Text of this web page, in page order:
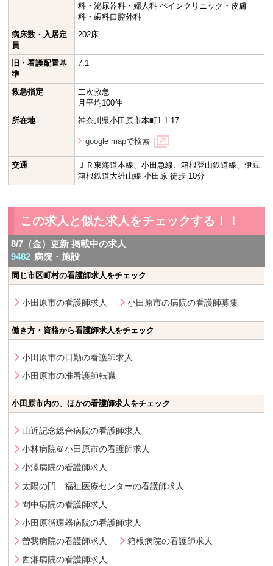
科・泌尿器科・婦人科 ペインクリニック・皮膚
科・歯科口腔外科
病床数・入居定
員
202床
旧・看護配置基
準
7:1
救急指定
二次救急
月平均100件
所在地
神奈川県小田原市本町1-1-17
google mapで検索
交通
ＪＲ東海道本線、小田急線、箱根登山鉄道線、伊豆
箱根鉄道大雄山線 小田原 徒歩 10分
この求人と似た求人をチェックする！！
8/7（金）更新 掲載中の求人
9482 病院・施設
同じ市区町村の看護師求人をチェック
小田原市の看護師求人 小田原市の病院の看護師募集
働き方・資格から看護師求人をチェック
小田原市の日勤の看護師求人
小田原市の准看護師転職
小田原市内の、ほかの看護師求人をチェック
山近記念総合病院の看護師求人
小林病院＠小田原市の看護師求人
小澤病院の看護師求人
太陽の門 福祉医療センターの看護師求人
間中病院の看護師求人
小田原循環器病院の看護師求人
曽我病院の看護師求人
箱根病院の看護師求人
西湘病院の看護師求人